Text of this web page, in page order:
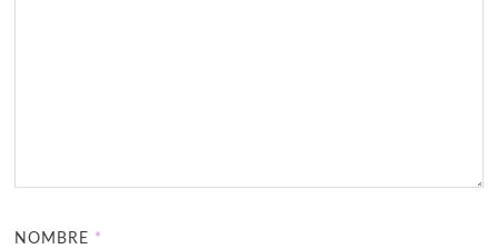
NOMBRE *